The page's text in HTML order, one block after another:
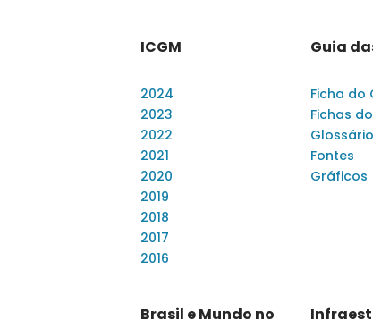
ICGM
2024
2023
2022
2021
2020
2019
2018
2017
2016
Guia
Ficha do
Fichas
Glossário
Fontes
Gráficos
Brasil e Mundo no